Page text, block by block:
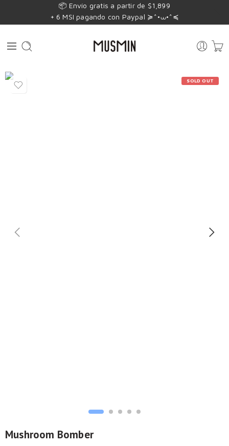
📦 Envío gratis a partir de $1,899
+ 6 MSI pagando con Paypal ≽^•⩊•^≼
SOLD OUT
Mushroom Bomber